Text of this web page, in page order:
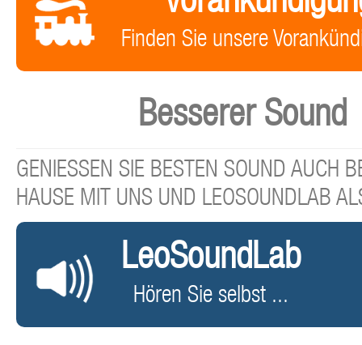
Finden Sie unsere
Besserer Sound
GENIESSEN SIE BESTEN SOUND AUCH
HAUSE MIT UNS UND LEOSOUNDLAB
LeoSoundLab
Hören Sie selbst ...